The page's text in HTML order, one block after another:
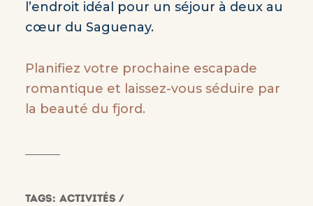
l’endroit idéal pour un séjour à deux au
cœur du Saguenay.
Planifiez votre prochaine escapade
romantique et laissez-vous séduire par
la beauté du fjord.
Tags: Activités